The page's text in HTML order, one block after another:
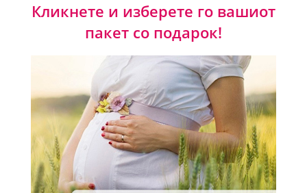
Кликнете и изберете го вашиот
пакет со подарок!